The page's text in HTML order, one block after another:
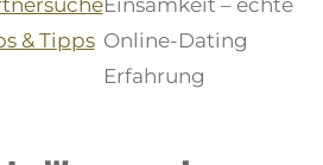
& Tipps
Einsamkeit – echte
Online-Dating
Erfahrung